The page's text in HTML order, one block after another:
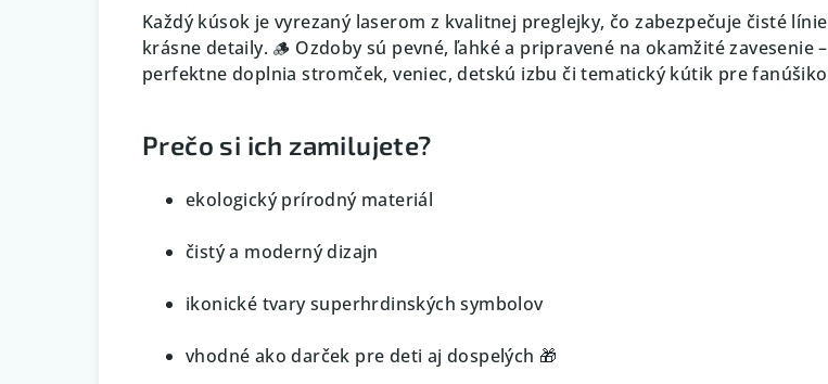
Každý kúsok je vyrezaný laserom z kvalitnej preglejky, čo zabezpečuje čisté
krásne detaily. 🪵 Ozdoby sú pevné, ľahké a pripravené na okamžité zavesenie –
perfektne doplnia stromček, veniec, detskú izbu či tematický kútik pre
Prečo si ich zamilujete?
ekologický prírodný materiál
čistý a moderný dizajn
ikonické tvary superhrdinských symbolov
vhodné ako darček pre deti aj dospelých 🎁